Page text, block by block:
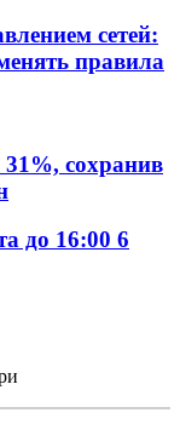
сетей:
правила
сохранив
до 16:00 6